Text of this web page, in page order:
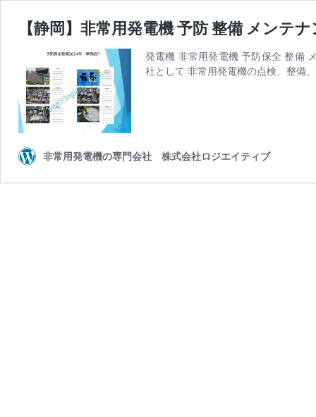
【静岡】非常用発電機 予防 整備 メンテ
発電機 非常用発電機 予防保全 整備
社として 非常用発電機の点検、整備
非常用発電機の専門会社 株式会社ロジエイティブ